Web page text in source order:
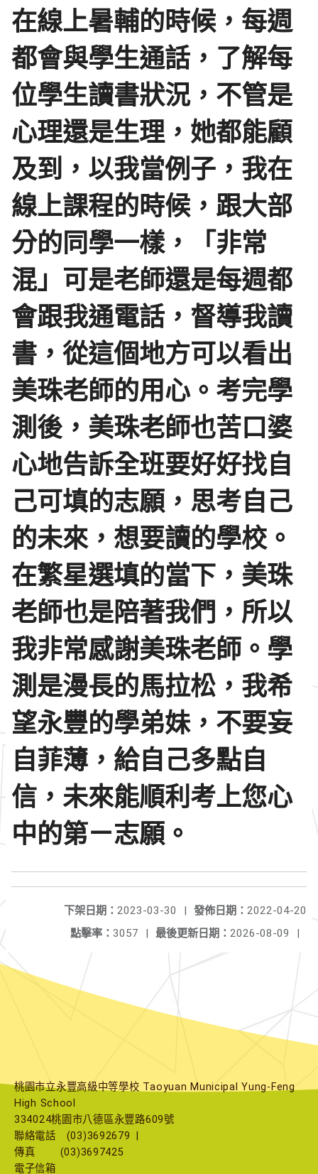
在線上暑輔的時候，每週
都會與學生通話，了解每
位學生讀書狀況，不管是
心理還是生理，她都能顧
及到，以我當例子，我在
線上課程的時候，跟大部
分的同學一樣，「非常
混」可是老師還是每週都
會跟我通電話，督導我讀
書，從這個地方可以看出
美珠老師的用心。考完學
測後，美珠老師也苦口婆
心地告訴全班要好好找自
己可填的志願，思考自己
的未來，想要讀的學校。
在繁星選填的當下，美珠
老師也是陪著我們，所以
我非常感謝美珠老師。學
測是漫長的馬拉松，我希
望永豐的學弟妹，不要妄
自菲薄，給自己多點自
信，未來能順利考上您心
中的第ㄧ志願。
發佈日期： 2022-04-20
下架日期： 2023-03-30
|
最後更新日期： 2026-08-09 |
點擊率： 3057 |
桃園市立永豐高級中等學校 Taoyuan Municipal Yung-Feng
High School
334024桃園市八德區永豐路609號
聯絡電話
(03)3692679
傳真
(03)3697425
電子信箱